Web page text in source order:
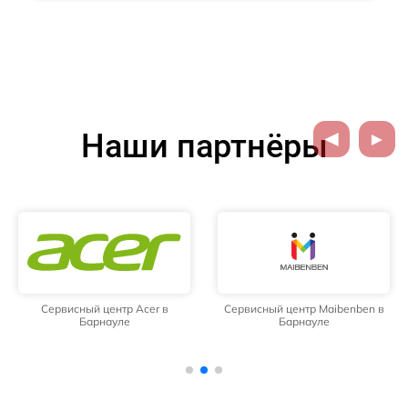
Наши партнёры
Сервисный центр Acer в
Барнауле
Сервисный центр Maibenben в
Барнауле